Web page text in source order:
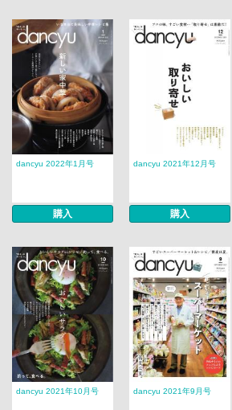
dancyu 2022年1月号
購入
dancyu 2021年12月号
購入
dancyu 2021年10月号 dancyu 2021年9月号